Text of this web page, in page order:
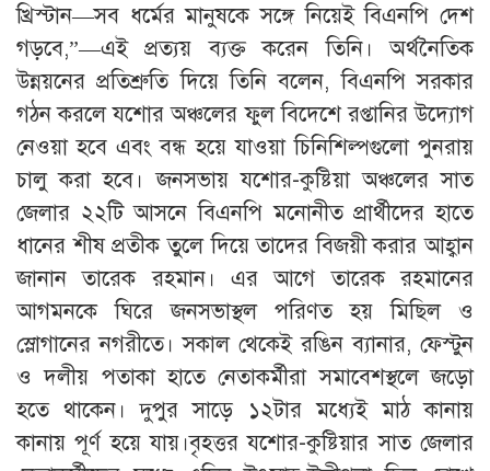
খ্রিস্টান—সব ধর্মের মানুষকে সঙ্গে নিয়েই বিএনপি দেশ
গড়বে,”—এই প্রত্যয় ব্যক্ত করেন তিনি। অর্থনৈতিক
উন্নয়নের প্রতিশ্রুতি দিয়ে তিনি বলেন, বিএনপি সরকার
গঠন করলে যশোর অঞ্চলের ফুল বিদেশে রপ্তানির উদ্যোগ
নেওয়া হবে এবং বন্ধ হয়ে যাওয়া চিনিশিল্পগুলো পুনরায়
চালু করা হবে। জনসভায় যশোর-কুষ্টিয়া অঞ্চলের সাত
জেলার ২২টি আসনে বিএনপি মনোনীত প্রার্থীদের হাতে
ধানের শীষ প্রতীক তুলে দিয়ে তাদের বিজয়ী করার আহ্বান
জানান তারেক রহমান। এর আগে তারেক রহমানের
আগমনকে ঘিরে জনসভাস্থল পরিণত হয় মিছিল ও
স্লোগানের নগরীতে। সকাল থেকেই রঙিন ব্যানার, ফেস্টুন
ও দলীয় পতাকা হাতে নেতাকর্মীরা সমাবেশস্থলে জড়ো
হতে থাকেন। দুপুর সাড়ে ১২টার মধ্যেই মাঠ কানায়
কানায় পূর্ণ হয়ে যায়।বৃহত্তর যশোর-কুষ্টিয়ার সাত জেলার